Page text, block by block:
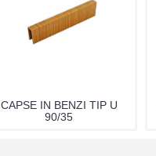
CAPSE IN BENZI TIP U
90/35